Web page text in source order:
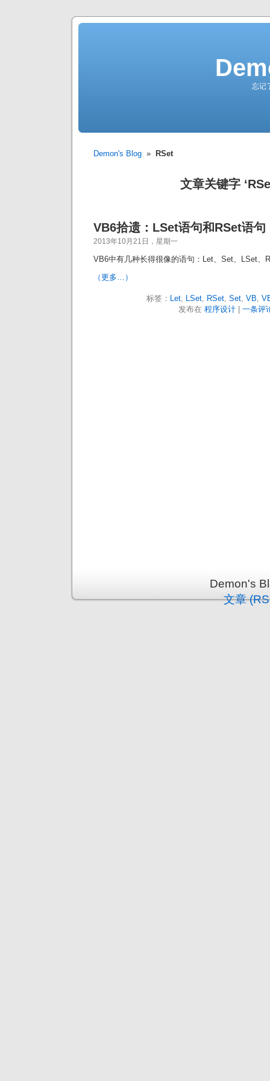
忘记
Demon's Blog » RSet
文章关键字
VB6拾遗：LSet语句和RSet语句
2013年10月21日，星期一
VB6中有几种长得很像的语句：Let、Set、LSet、
（更多…）
标签： Let, LSet, RSet, Set, VB,
发布在 程序设计| 一条评
Demon's
文章